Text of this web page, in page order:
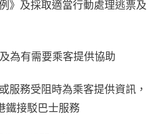
》及採取適當行動處理逃票及
為有需要乘客提供協助
服務受阻時為乘客提供資訊，
鐵接駁巴士服務